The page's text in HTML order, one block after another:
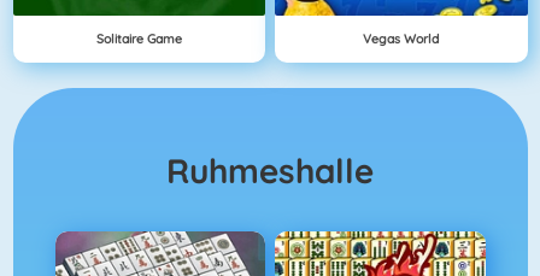
Solitaire Game Vegas World
Ruhmeshalle